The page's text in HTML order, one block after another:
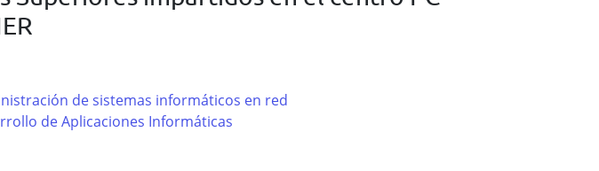
de sistemas informáticos en red
de Aplicaciones Informáticas